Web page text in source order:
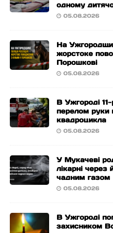
одному
05.08.2026
На
жорстоке
Порошкові
05.08.2026
В Ужгороді
перелом руки
квадроцикла
05.08.2026
У Мукачеві
лікарні через
чадним газом
05.08.2026
В Ужгороді
захисником